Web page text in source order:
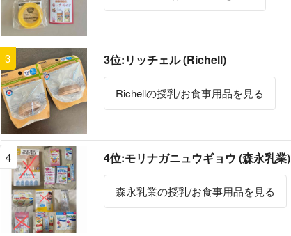
3 3位:リッチェル (Richell)
Richellの授乳/お食事用品を見る
4 4位:モリナガニュウギョウ (森永乳業)
森永乳業の授乳/お食事用品を見る